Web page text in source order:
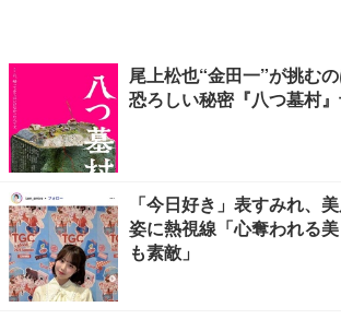
尾上松也“金田一”が挑む
恐ろしい秘密『八つ墓村
「今日好き」表すみれ、
姿に熱視線「心奪われる
も素敵」